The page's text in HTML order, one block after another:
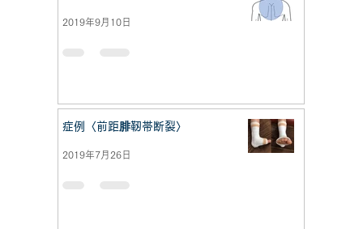
2019年9月10日
症例〈前距腓靭帯断裂〉
2019年7月26日